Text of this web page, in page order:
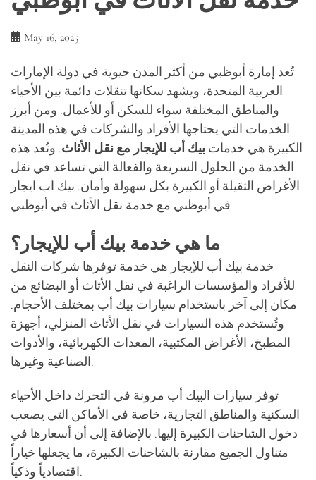
May 16, 2025
تُعد إمارة أبوظبي من أكثر المدن حيوية في دولة الإمارات
العربية المتحدة، ويشهد سكانها تنقلات دائمة بين الأحياء
والمناطق المختلفة سواء للسكن أو للأعمال. ومن أبرز
الخدمات التي يحتاجها الأفراد والشركات في هذه المدينة
الكبيرة هي خدمات بيك أب للإيجار مع نقل الأثاث. وتُعد هذه
الخدمة من الحلول السريعة والفعالة التي تساعد في نقل
الأغراض الثقيلة أو الكبيرة بكل سهولة وأمان. بيك اب ايجار
في أبوظبي مع خدمة نقل الأثاث في أبوظبي
ما هي خدمة بيك أب للإيجار؟
خدمة بيك أب للإيجار هي خدمة توفرها شركات النقل
للأفراد والمؤسسات الراغبة في نقل الأثاث أو البضائع من
مكان إلى آخر باستخدام سيارات بيك أب بمختلف الأحجام.
وتُستخدم هذه السيارات في نقل الأثاث المنزلي، أجهزة
المطبخ، الأغراض المكتبية، المعدات الكهربائية، والأدوات
الصناعية وغيرها.
توفر سيارات البيك أب مرونة في التحرك داخل الأحياء
السكنية والمناطق التجارية، خاصة في الأماكن التي يصعب
دخول الشاحنات الكبيرة إليها. بالإضافة إلى أن أسعارها في
متناول الجميع مقارنة بالشاحنات الكبيرة، ما يجعلها خياراً
اقتصادياً وذكياً.